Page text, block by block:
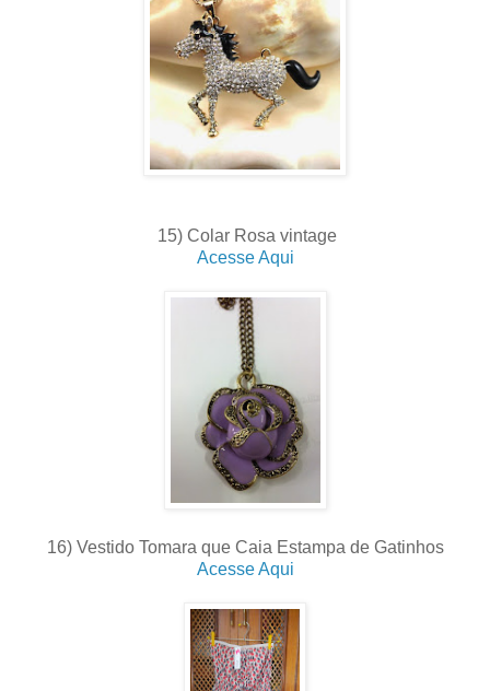
15) Colar Rosa vintage
Acesse Aqui
16) Vestido Tomara que Caia Estampa de Gatinhos
Acesse Aqui